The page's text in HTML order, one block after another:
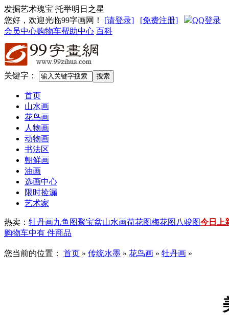
发掘艺术瑰宝 托举明日之星
您好，欢迎光临99字画网 ！ [请登录] [免费注册]
QQ登录
会员中心购物车帮助中心 百科
关键字：
首页
山水画
花鸟画
人物画
动物画
书法区
朝鲜画
油画
选画中心
限时捡漏
艺术家
热卖： 牡丹画九鱼图聚宝盆山水画荷花图梅花图 八骏图今日上
购物车中有 件商品
您当前的位置： 首页 » 传统水墨 » 花鸟画 » 牡丹画 »